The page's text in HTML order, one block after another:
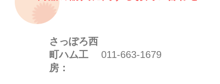
さっぽろ西
町ハム工
房：
011-663-1679